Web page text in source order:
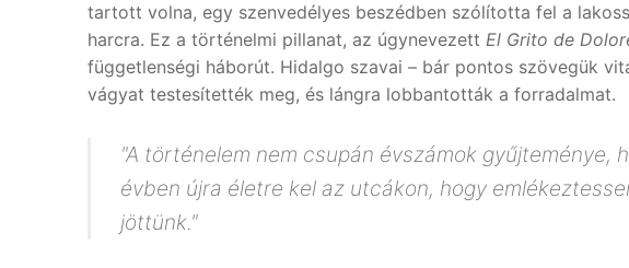
tartott volna, egy szenvedélyes beszédben szólította fel a
harcra. Ez a történelmi pillanat, az úgynevezett El Grito de
függetlenségi háborút. Hidalgo szavai – bár pontos szövegük
vágyat testesítették meg, és lángra lobbantották a forradalmat.
"A történelem nem csupán évszámok gyűjteménye,
évben újra életre kel az utcákon, hogy
jöttünk."